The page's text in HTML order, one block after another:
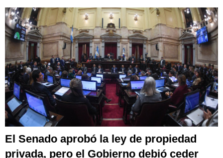
El Senado aprobó la ley de propiedad
privada, pero el Gobierno debió ceder